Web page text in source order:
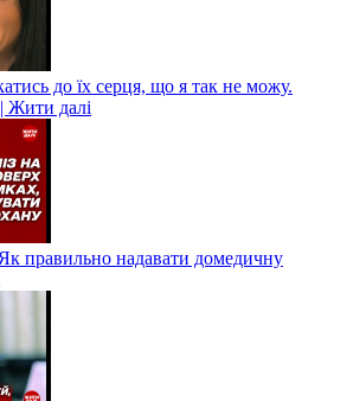
до їх серця, що я так не можу.
Жити далі
Як правильно надавати домедичну